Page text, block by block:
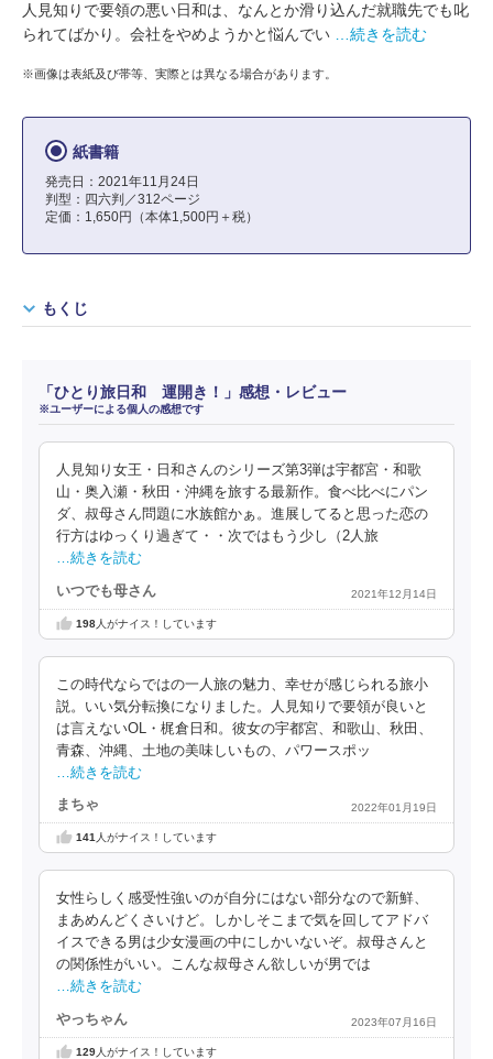
人見知りで要領の悪い日和は、なんとか滑り込んだ就職先でも叱
られてばかり。会社をやめようかと悩んでい
…続きを読む
※画像は表紙及び帯等、実際とは異なる場合があります。
紙書籍
発売日：2021年11月24日
判型：四六判／312ページ
定価：1,650円（本体1,500円＋税）
もくじ
「ひとり旅日和 運開き！」感想・レビュー
※ユーザーによる個人の感想です
人見知り女王・日和さんのシリーズ第3弾は宇都宮・和歌
山・奥入瀬・秋田・沖縄を旅する最新作。食べ比べにパン
ダ、叔母さん問題に水族館かぁ。進展してると思った恋の
行方はゆっくり過ぎて・・次ではもう少し（2人旅
…続きを読む
いつでも母さん 2021年12月14日
198人がナイス！しています
この時代ならではの一人旅の魅力、幸せが感じられる旅小
説。いい気分転換になりました。人見知りで要領が良いと
は言えないOL・梶倉日和。彼女の宇都宮、和歌山、秋田、
青森、沖縄、土地の美味しいもの、パワースポッ
…続きを読む
まちゃ 2022年01月19日
141 人がナイス！しています
女性らしく感受性強いのが自分にはない部分なので新鮮、
まあめんどくさいけど。しかしそこまで気を回してアドバ
イスできる男は少女漫画の中にしかいないぞ。叔母さんと
の関係性がいい。こんな叔母さん欲しいが男では
…続きを読む
やっちゃん 2023年07月16日
129人がナイス！しています